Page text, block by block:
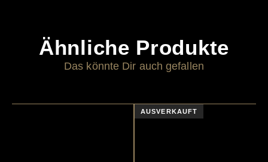
Ähnliche Produkte
Das könnte Dir auch gefallen
AUSVERKAUFT